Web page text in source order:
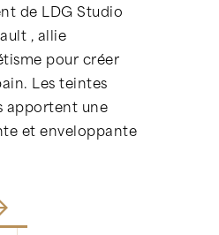
de LDG Studio
, allie
pour créer
Les teintes
apportent une
et enveloppante